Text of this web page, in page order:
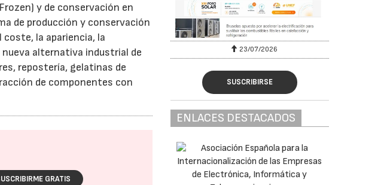
y de conservación en
de producción y conservación
la apariencia, la
alternativa industrial de
repostería, gelatinas de
de componentes con
GRATIS
30/07/2026 23/07/2026
SUSCRIBIRSE
ENLACES DESTACADOS